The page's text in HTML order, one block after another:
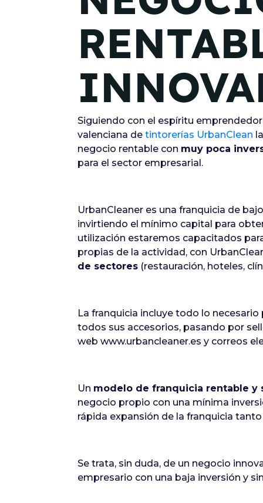
Siguiendo con el espíritu
valenciana de tintorerías UrbanClean
negocio rentable con muy poca
para el sector empresarial.
UrbanCleaner es una franquicia de
invirtiendo el mínimo capital para
utilización estaremos capacitados
propias de la actividad, con
de sectores (restauración, hoteles,
La franquicia incluye todo lo
todos sus accesorios, pasando por
web www.urbancleaner.es y correos
Un modelo de franquicia rentable y
negocio propio con una mínima
rápida expansión de la franquicia
Se trata, sin duda, de un negocio
empresario con una baja inversión y